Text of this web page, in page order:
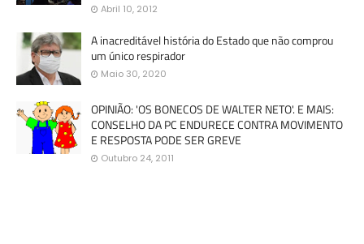
Abril 10, 2012
A inacreditável história do Estado que não comprou
um único respirador
Maio 30, 2020
OPINIÃO: 'OS BONECOS DE WALTER NETO'. E MAIS:
CONSELHO DA PC ENDURECE CONTRA MOVIMENTO
E RESPOSTA PODE SER GREVE
Outubro 24, 2011